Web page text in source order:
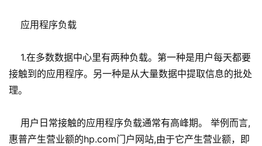
应用程序负载
1.在多数数据中心里有两种负载。第一种是用户每天都要
接触到的应用程序。另一种是从大量数据中提取信息的批处
理。
用户日常接触的应用程序负载通常有高峰期。 举例而言,
惠普产生营业额的hp.com门户网站,由于它产生营业额，即